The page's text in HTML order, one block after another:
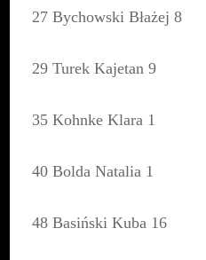
27 Bychowski Błażej 8
29 Turek Kajetan 9
35 Kohnke Klara 1
40 Bolda Natalia 1
48 Basiński Kuba 16